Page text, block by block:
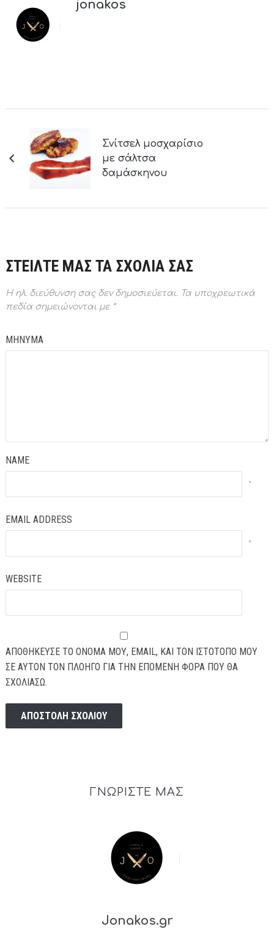
jonakos
Σνίτσελ μοσχαρίσιο
με σάλτσα
δαμάσκηνου
ΣΤΕΙΛΤΕ ΜΑΣ ΤΑ ΣΧΟΛΙΑ ΣΑΣ
Η ηλ. διεύθυνση σας δεν δημοσιεύεται.Τα υποχρεωτικά
πεδία σημειώνονται με *
ΜΗΝΥΜΑ
NAME
*
EMAIL ADDRESS
*
WEBSITE
ΑΠΟΘΉΚΕΥΣΕ ΤΟ ΌΝΟΜΆ ΜΟΥ, EMAIL, ΚΑΙ ΤΟΝ ΙΣΤΌΤΟΠΟ ΜΟΥ
ΣΕ ΑΥΤΌΝ ΤΟΝ ΠΛΟΗΓΌ ΓΙΑ ΤΗΝ ΕΠΌΜΕΝΗ ΦΟΡΆ ΠΟΥ ΘΑ
ΣΧΟΛΙΆΣΩ.
ΓΝΩΡΙΣΤΕ ΜΑΣ
Jonakos.gr